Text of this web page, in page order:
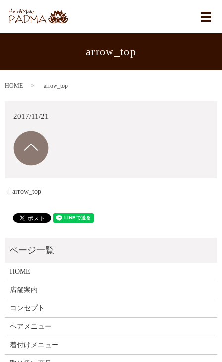
メ
arrow_top
HOME arrow_top
2017/11/21
arrow_top
HOME
店舗案内
コンセプト
ヘアメニュー
着付けメニュー